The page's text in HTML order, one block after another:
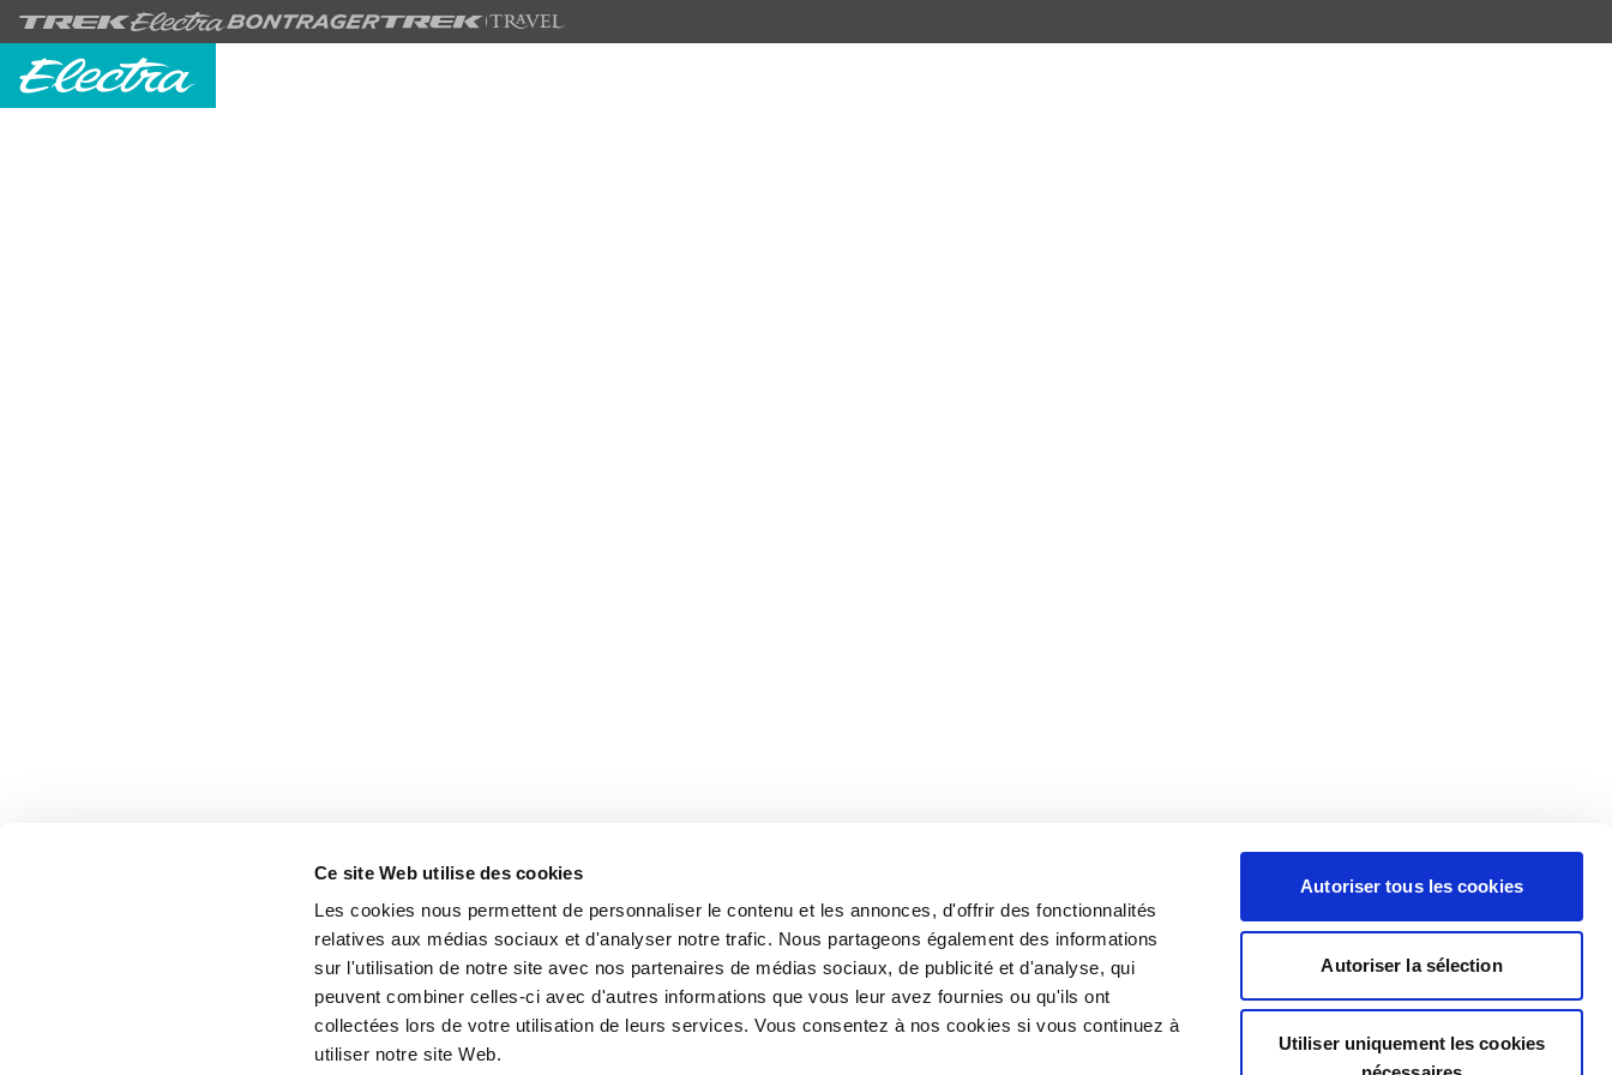
Ce site Web utilise des cookies
Les cookies nous permettent de personnaliser le contenu et les annonces, d'offrir des fonctionnalités
relatives aux médias sociaux et d'analyser notre trafic. Nous partageons également des informations
sur l'utilisation de notre site avec nos partenaires de médias sociaux, de publicité et d'analyse, qui
peuvent combiner celles-ci avec d'autres informations que vous leur avez fournies ou qu'ils ont
collectées lors de votre utilisation de leurs services. Vous consentez à nos cookies si vous continuez à
utiliser notre site Web.
Autoriser tous les cookies
Autoriser la sélection
Utiliser uniquement les cookies